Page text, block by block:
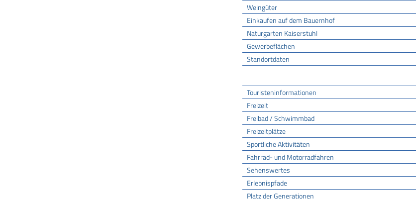
Weingüter
Einkaufen auf dem Bauernhof
Naturgarten Kaiserstuhl
Gewerbeflächen
Standortdaten
Touristeninformationen
Freizeit
Freibad / Schwimmbad
Freizeitplätze
Sportliche Aktivitäten
Fahrrad- und Motorradfahren
Sehenswertes
Erlebnispfade
Platz der Generationen